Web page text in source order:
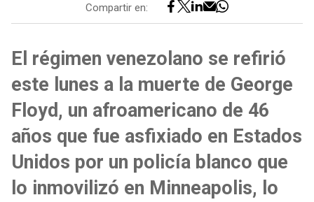
Compartir en:
El régimen venezolano se refirió
este lunes a la muerte de George
Floyd, un afroamericano de 46
años que fue asfixiado en Estados
Unidos por un policía blanco que
lo inmovilizó en Minneapolis, lo